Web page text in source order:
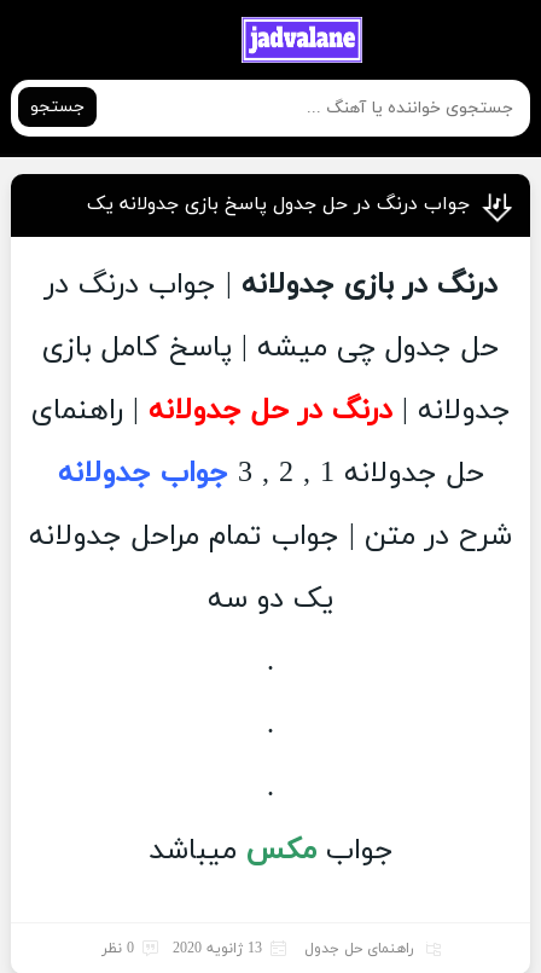
جستجو
جواب درنگ در حل جدول پاسخ بازی جدولانه یک
درنگ در بازی جدولانه | جواب درنگ در
حل جدول چی میشه | پاسخ کامل بازی
جدولانه |درنگ در حل جدولانه | راهنمای
حل جدولانه 1 , 2 , 3
جواب جدولانه
شرح در متن | جواب تمام مراحل جدولانه
یک دو سه
.
.
.
جوابمکس میباشد
راهنمای حل جدول 13 ژانویه 2020 0 نظر